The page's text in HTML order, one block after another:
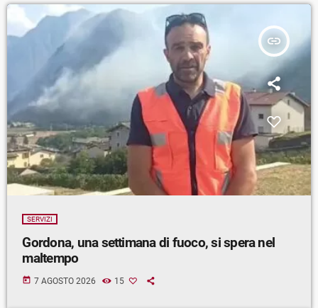
insert_link
SERVIZI
Gordona, una settimana di fuoco, si spera nel
maltempo
today 7 AGOSTO 2026 15